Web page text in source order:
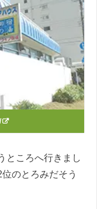
ところへ行きまし
のとろみだそう